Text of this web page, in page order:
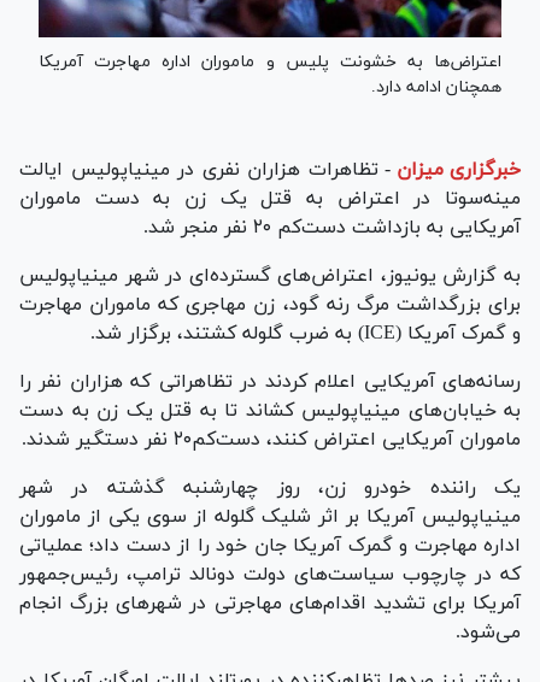
اعتراض‌ها به خشونت پلیس و ماموران اداره مهاجرت آمریکا
همچنان ادامه دارد.
خبرگزاری میزان - تظاهرات هزاران نفری در مینیاپولیس ایالت
مینه‌سوتا در اعتراض به قتل یک زن به دست ماموران
آمریکایی به بازداشت دست‌کم ۲۰ نفر منجر شد.
به گزارش یونیوز، اعتراض‌های گسترده‌ای در شهر مینیاپولیس
برای بزرگداشت مرگ رنه گود، زن مهاجری که ماموران مهاجرت
و گمرک آمریکا (ICE) به ضرب گلوله کشتند، برگزار شد.
رسانه‌های آمریکایی اعلام کردند در تظاهراتی که هزاران نفر را
به خیابان‌های مینیاپولیس کشاند تا به قتل یک زن به دست
ماموران آمریکایی اعتراض کنند، دست‌کم۲۰ نفر دستگیر شدند.
یک راننده خودرو زن، روز چهارشنبه گذشته در شهر
مینیاپولیس آمریکا بر اثر شلیک گلوله از سوی یکی از ماموران
اداره مهاجرت و گمرک آمریکا جان خود را از دست داد؛ عملیاتی
که در چارچوب سیاست‌های دولت دونالد ترامپ، رئیس‌جمهور
آمریکا برای تشدید اقدام‌های مهاجرتی در شهر‌های بزرگ انجام
می‌شود.